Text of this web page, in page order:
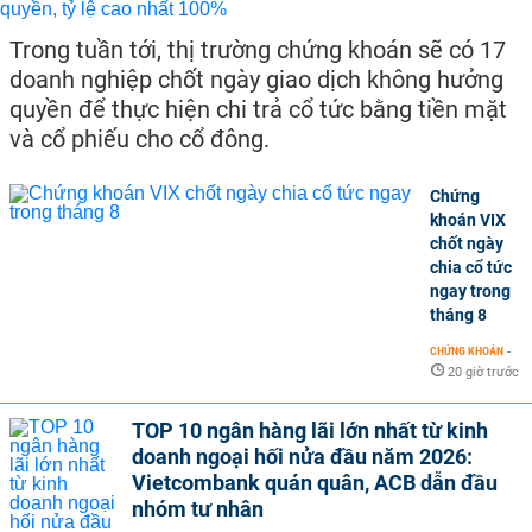
Trong tuần tới, thị trường chứng khoán sẽ có 17
doanh nghiệp chốt ngày giao dịch không hưởng
quyền để thực hiện chi trả cổ tức bằng tiền mặt
và cổ phiếu cho cổ đông.
Chứng
khoán VIX
chốt ngày
chia cổ tức
ngay trong
tháng 8
CHỨNG KHOÁN -
20 giờ trước
TOP 10 ngân hàng lãi lớn nhất từ kinh
doanh ngoại hối nửa đầu năm 2026:
Vietcombank quán quân, ACB dẫn đầu
nhóm tư nhân